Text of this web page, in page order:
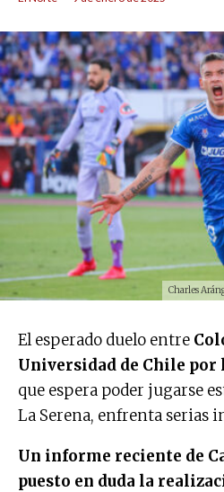
Charles
El esperado duelo entre
Universidad de Chile por
que espera poder jugarse
La Serena, enfrenta serias
Un informe reciente de
puesto en duda la